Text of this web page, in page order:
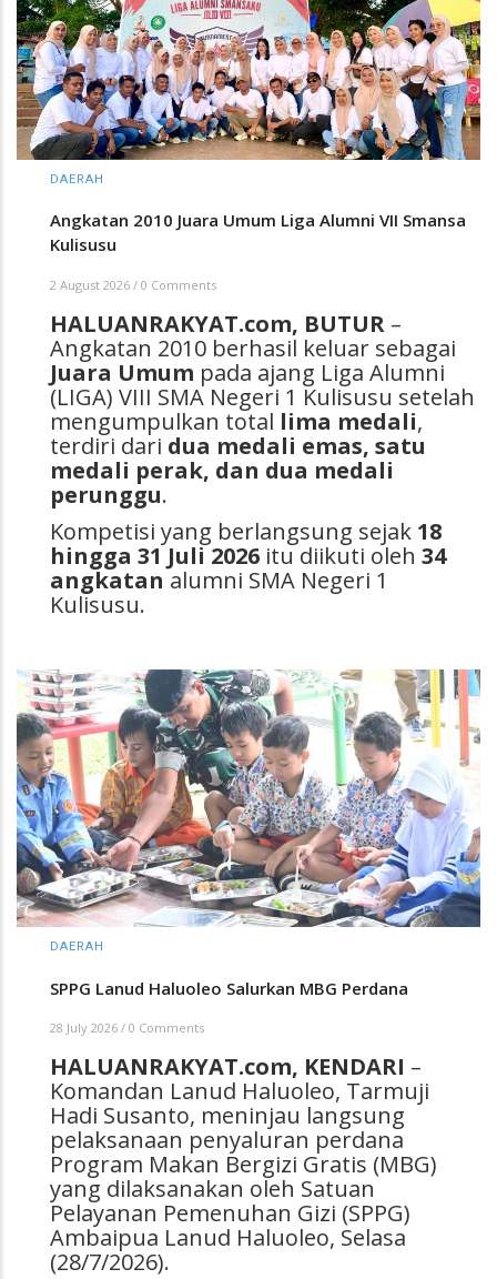
DAERAH
Angkatan 2010 Juara Umum Liga Alumni VII Smansa
Kulisusu
2 August 2026 / 0 Comments
HALUANRAKYAT.com, BUTUR –
Angkatan 2010 berhasil keluar sebagai
Juara Umum pada ajang Liga Alumni
(LIGA) VIII SMA Negeri 1 Kulisusu setelah
mengumpulkan total lima medali,
terdiri dari dua medali emas, satu
medali perak, dan dua medali
perunggu.
Kompetisi yang berlangsung sejak 18
hingga 31 Juli 2026 itu diikuti oleh 34
angkatan alumni SMA Negeri 1
Kulisusu.
DAERAH
SPPG Lanud Haluoleo Salurkan MBG Perdana
28 July 2026 / 0 Comments
HALUANRAKYAT.com, KENDARI –
Komandan Lanud Haluoleo, Tarmuji
Hadi Susanto, meninjau langsung
pelaksanaan penyaluran perdana
Program Makan Bergizi Gratis (MBG)
yang dilaksanakan oleh Satuan
Pelayanan Pemenuhan Gizi (SPPG)
Ambaipua Lanud Haluoleo, Selasa
(28/7/2026).